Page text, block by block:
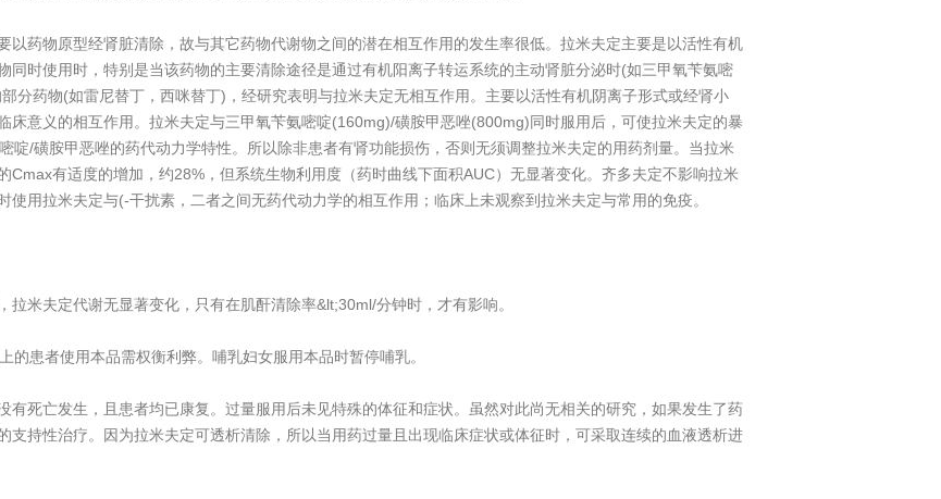
以药物原型经肾脏清除，故与其它药物代谢物之间的潜在相互作用的发生率很低。拉米夫定主要是以活性有机
同时使用时，特别是当该药物的主要清除途径是通过有机阳离子转运系统的主动肾脏分泌时(如三甲氧苄氨嘧
分药物(如雷尼替丁，西咪替丁)，经研究表明与拉米夫定无相互作用。主要以活性有机阴离子形式或经肾小
床意义的相互作用。拉米夫定与三甲氧苄氨嘧啶(160mg)/磺胺甲恶唑(800mg)同时服用后，可使拉米夫定的暴
啶/磺胺甲恶唑的药代动力学特性。所以除非患者有肾功能损伤，否则无须调整拉米夫定的用药剂量。当拉米
Cmax有适度的增加，约28%，但系统生物利用度（药时曲线下面积AUC）无显著变化。齐多夫定不影响拉米
用拉米夫定与(-干扰素，二者之间无药代动力学的相互作用；临床上未观察到拉米夫定与常用的免疫。
米夫定代谢无显著变化，只有在肌酐清除率&lt;30ml/分钟时，才有影响。
患者使用本品需权衡利弊。哺乳妇女服用本品时暂停哺乳。
有死亡发生，且患者均已康复。过量服用后未见特殊的体征和症状。虽然对此尚无相关的研究，如果发生了药
支持性治疗。因为拉米夫定可透析清除，所以当用药过量且出现临床症状或体征时，可采取连续的血液透析进